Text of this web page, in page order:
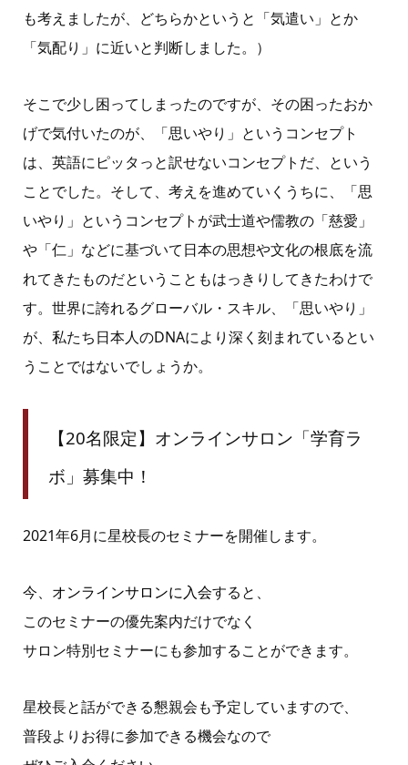
も考えましたが、どちらかというと「気遣い」とか
「気配り」に近いと判断しました。）
そこで少し困ってしまったのですが、その困ったおか
げで気付いたのが、「思いやり」というコンセプト
は、英語にピッタっと訳せないコンセプトだ、という
ことでした。そして、考えを進めていくうちに、「思
いやり」というコンセプトが武士道や儒教の「慈愛」
や「仁」などに基づいて日本の思想や文化の根底を流
れてきたものだということもはっきりしてきたわけで
す。世界に誇れるグローバル・スキル、「思いやり」
が、私たち日本人のDNAにより深く刻まれているとい
うことではないでしょうか。
【20名限定】オンラインサロン「学育ラ
ボ」募集中！
2021年6月に星校長のセミナーを開催します。
今、 オンラインサロンに入会すると、
このセミナーの優先案内だけでなく
サロン特別セミナーにも参加することができます。
星校長と話ができる懇親会も予定していますので、
普段よりお得に参加できる機会なので